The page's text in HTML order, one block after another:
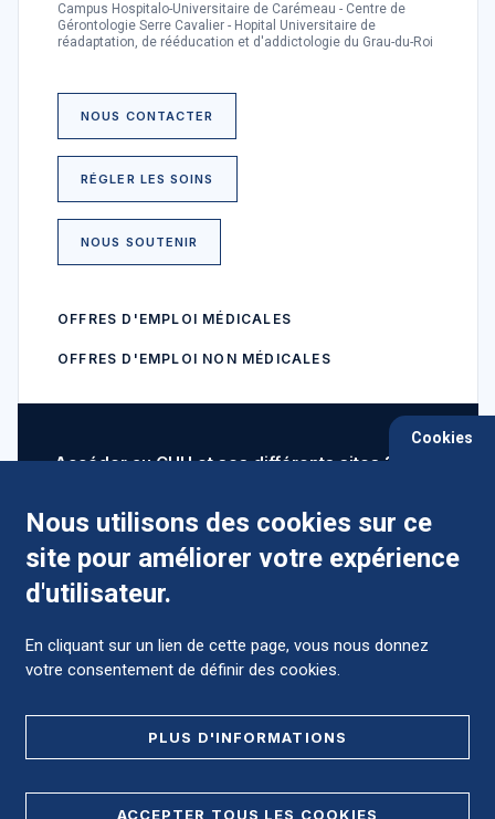
Campus Hospitalo-Universitaire de Carémeau - Centre de
Gérontologie Serre Cavalier - Hopital Universitaire de
réadaptation, de rééducation et d'addictologie du Grau-du-Roi
NOUS CONTACTER
RÉGLER LES SOINS
NOUS SOUTENIR
OFFRES D'EMPLOI MÉDICALES
OFFRES D'EMPLOI NON MÉDICALES
Accéder au CHU et ses différents sites ?
Comment préparer mon hospitalisation ?
Cookies
Nous utilisons des cookies sur ce
site pour améliorer votre expérience
d'utilisateur.
En cliquant sur un lien de cette page, vous nous donnez
votre consentement de définir des cookies.
PLUS D'INFORMATIONS
ACCEPTER TOUS LES COOKIES